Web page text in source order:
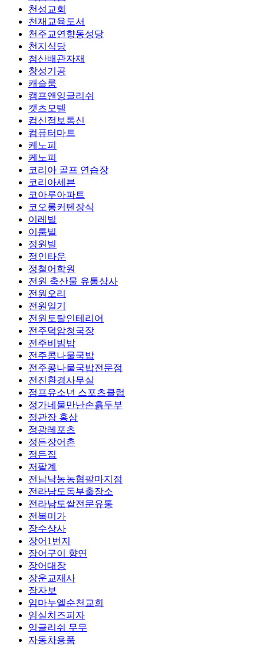
천성교회
천재교육도서
천주교연향동성당
천지식당
첨산배관자재
창성기공
캐슬룸
캠프앤잉글리쉬
캣츠모텔
컴신정보통신
컴퓨터마트
케노피
케노피
코리아 골프 연습장
코리아세븐
코아루아파트
코오롱커텐장식
이레빌
이룸빌
정원빌
정인타운
정철어학원
전원 축산물 유통상사
전원오리
전원일기
전원토탈인테리어
전주덕암청국장
전주비빔밥
전주콩나물국밥
전주콩나물국밥전문점
전진환경사무실
점프유소년 스포츠클럽
정가네물만난손흙두부
정관장 홍삼
정광레포츠
정든장어촌
정든집
저팔계
전남낙농농협팔마지점
전라남도동부출장소
전라남도쌀전문유통
전복미가
장수상사
장어1번지
장어구이 향연
장어대장
장운교재사
장자보
임마누엘순천교회
임실치즈피자
잉글리쉬 무무
자동차용품